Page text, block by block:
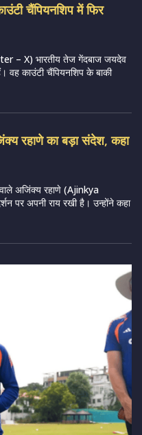
चैंपियनशिप में फिर
– X) भारतीय तेज गेंदबाज जयदेव
वह काउंटी चैंपियनशिप के बाकी
रहाणे का बड़ा संदेश, कहा
अजिंक्य रहाणे (Ajinkya
पर अपनी राय रखी है। उन्होंने कहा